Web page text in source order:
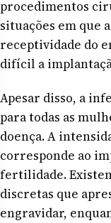
procedimentos
situações em que
receptividade do
difícil a
Apesar disso, a
para todas as
doença. A
corresponde ao
fertilidade.
discretas que
engravidar,